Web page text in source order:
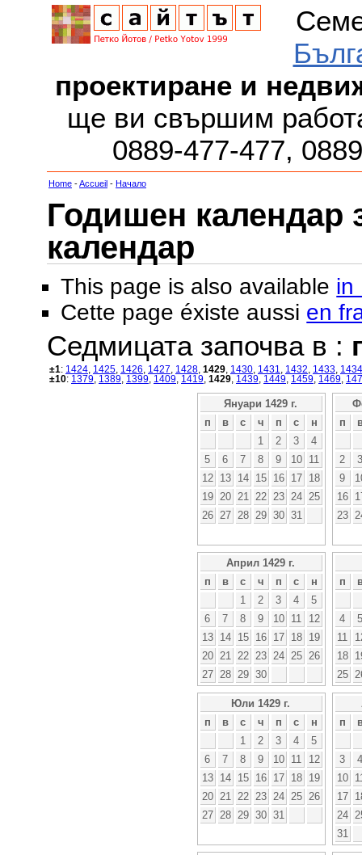
проектиране и
ще ви свършим
0889-477-477,
Home -Accueil - Начало
Годишен календар
календар
This page is also available in
Cette page éxiste aussi en
Седмицата започва в :
±1: 1424 1425 1426 1427 1428 1429 1430 1431 1432 1433 1434
±10: 1379 1389 1399 1409 1419 1429 1439 1449 1459 1469
Януари 1429 г.
п
в с ч п с
н
1
2 3
4
5
6 7 8 9 10
11
12
13 14 15 16 17
18
19
20 21 22 23 24
25
26
27 28 29 30 31
п
2
3
9
16
23
Април 1429 г.
п
в с ч п с
н
1
2 3 4
5
6
7 8 9 10 11
12
13
14 15 16 17 18
19
20
21 22 23 24 25
26
27
28 29 30
п
4
5
11
18
25
Юли 1429 г.
п
в с ч п с
н
1
2 3 4
5
6
7 8 9 10 11
12
13
14 15 16 17 18
19
20
21 22 23 24 25
26
27
28 29 30 31
п
3
4
10
17
24
31